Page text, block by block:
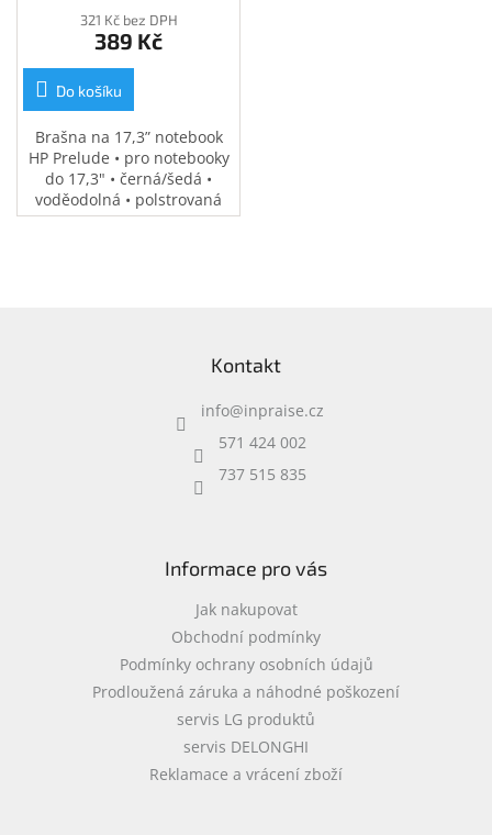
321 Kč bez DPH
389 Kč
Do košíku
Brašna na 17,3” notebook
HP Prelude • pro notebooky
do 17,3" • černá/šedá •
voděodolná • polstrovaná
přihrádka na notebook •
Kontakt
info@inpraise.cz
571 424 002
737 515 835
Informace pro vás
Jak nakupovat
Obchodní podmínky
Podmínky ochrany osobních údajů
Prodloužená záruka a náhodné poškození
servis LG produktů
servis DELONGHI
Reklamace a vrácení zboží